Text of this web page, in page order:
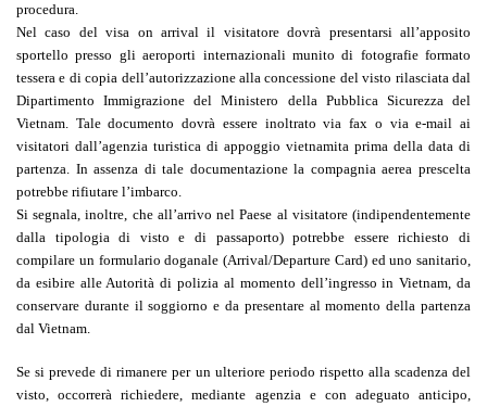
procedura.
Nel caso del visa on arrival il visitatore dovrà presentarsi all’apposito
sportello presso gli aeroporti internazionali munito di fotografie formato
tessera e di copia dell’autorizzazione alla concessione del visto rilasciata dal
Dipartimento Immigrazione del Ministero della Pubblica Sicurezza del
Vietnam. Tale documento dovrà essere inoltrato via fax o via e-mail ai
visitatori dall’agenzia turistica di appoggio vietnamita prima della data di
partenza. In assenza di tale documentazione la compagnia aerea prescelta
potrebbe rifiutare l’imbarco.
Si segnala, inoltre, che all’arrivo nel Paese al visitatore (indipendentemente
dalla tipologia di visto e di passaporto) potrebbe essere richiesto di
compilare un formulario doganale (Arrival/Departure Card) ed uno sanitario,
da esibire alle Autorità di polizia al momento dell’ingresso in Vietnam, da
conservare durante il soggiorno e da presentare al momento della partenza
dal Vietnam.
Se si prevede di rimanere per un ulteriore periodo rispetto alla scadenza del
visto, occorrerà richiedere, mediante agenzia e con adeguato anticipo,